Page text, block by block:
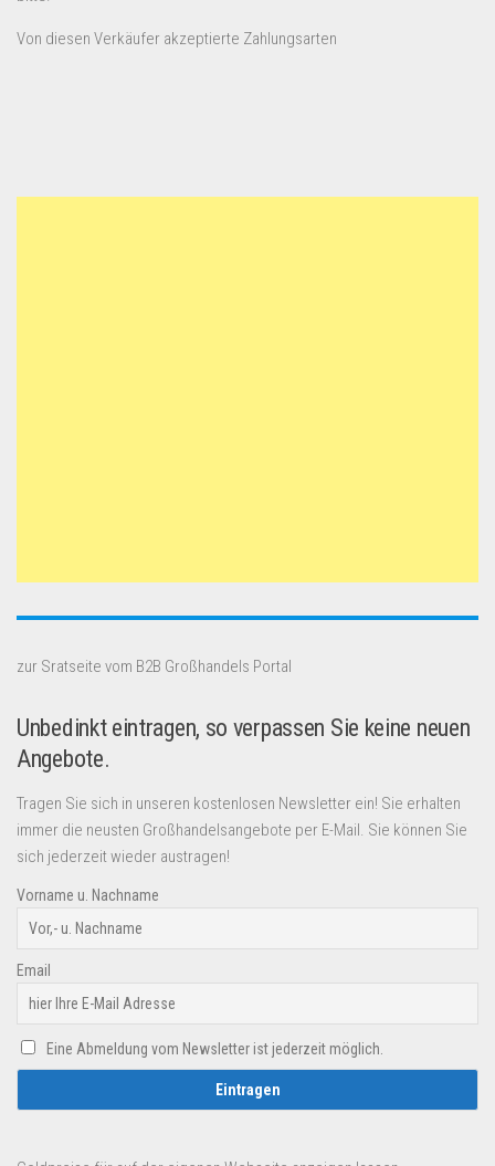
Von diesen Verkäufer akzeptierte Zahlungsarten
zur Sratseite vom B2B Großhandels Portal
Unbedinkt eintragen, so verpassen Sie keine neuen
Angebote.
Tragen Sie sich in unseren kostenlosen Newsletter ein! Sie erhalten
immer die neusten Großhandelsangebote per E-Mail. Sie können Sie
sich jederzeit wieder austragen!
Vorname u. Nachname
Email
Eine Abmeldung vom Newsletter ist jederzeit möglich.